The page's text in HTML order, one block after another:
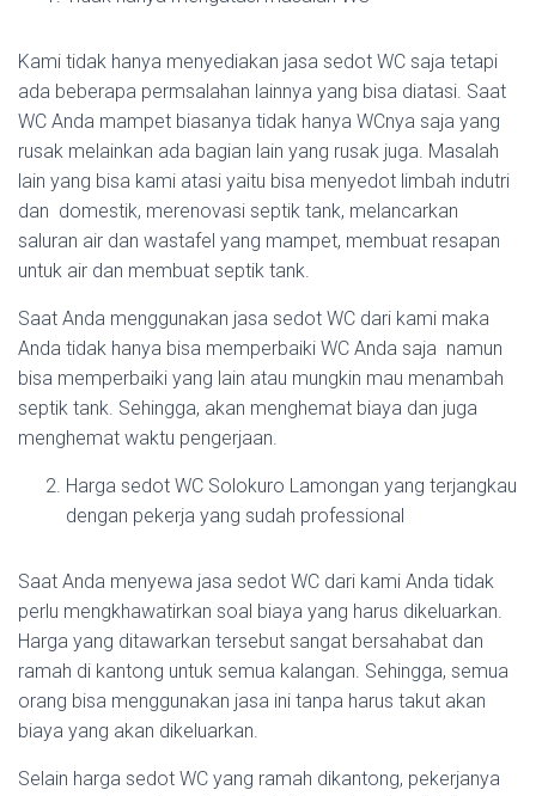
Kami tidak hanya menyediakan jasa sedot WC saja tetapi
ada beberapa permsalahan lainnya yang bisa diatasi. Saat
WC Anda mampet biasanya tidak hanya WCnya saja yang
rusak melainkan ada bagian lain yang rusak juga. Masalah
lain yang bisa kami atasi yaitu bisa menyedot limbah indutri
dan domestik, merenovasi septik tank, melancarkan
saluran air dan wastafel yang mampet, membuat resapan
untuk air dan membuat septik tank.
Saat Anda menggunakan jasa sedot WC dari kami maka
Anda tidak hanya bisa memperbaiki WC Anda saja namun
bisa memperbaiki yang lain atau mungkin mau menambah
septik tank. Sehingga, akan menghemat biaya dan juga
menghemat waktu pengerjaan.
Harga sedot WC Solokuro Lamongan yang terjangkau
dengan pekerja yang sudah professional
Saat Anda menyewa jasa sedot WC dari kami Anda tidak
perlu mengkhawatirkan soal biaya yang harus dikeluarkan.
Harga yang ditawarkan tersebut sangat bersahabat dan
ramah di kantong untuk semua kalangan. Sehingga, semua
orang bisa menggunakan jasa ini tanpa harus takut akan
biaya yang akan dikeluarkan.
Selain harga sedot WC yang ramah dikantong, pekerjanya